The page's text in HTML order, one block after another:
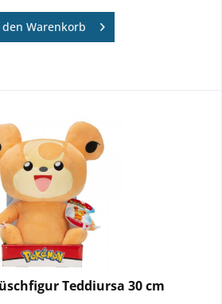
den Warenkorb
Teddiursa 30 cm